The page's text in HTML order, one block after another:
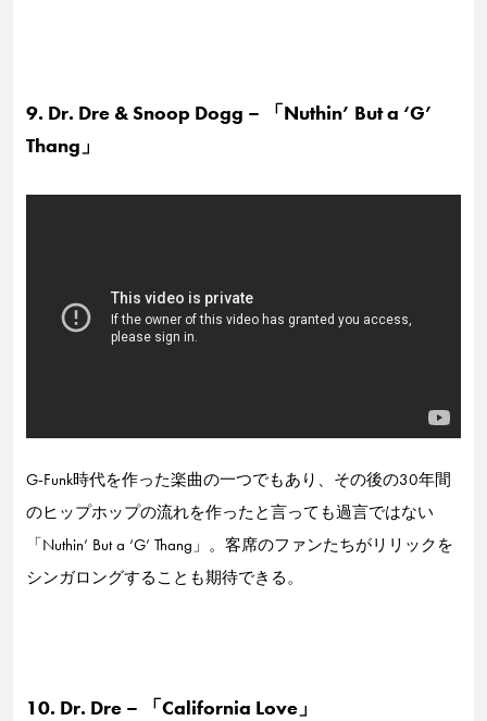
9. Dr. Dre & Snoop Dogg – 「Nuthin’ But a ‘G’
Thang」
G-Funk時代を作った楽曲の一つでもあり、その後の30年間
のヒップホップの流れを作ったと言っても過言ではない
「Nuthin’ But a ‘G’ Thang」。客席のファンたちがリリックを
シンガロングすることも期待できる。
10. Dr. Dre – 「California Love」